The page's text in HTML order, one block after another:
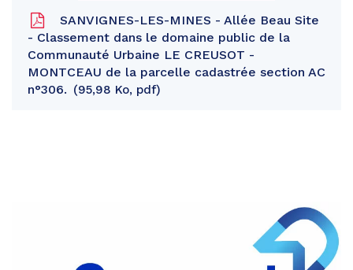
SANVIGNES-LES-MINES - Allée Beau Site
- Classement dans le domaine public de la
Communauté Urbaine LE CREUSOT -
MONTCEAU de la parcelle cadastrée section AC
n°306.
95,98 Ko, pdf
Partager